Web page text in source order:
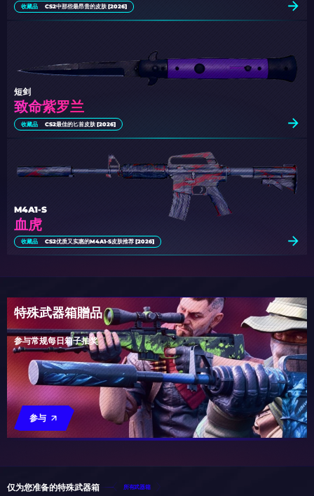
收藏品 CS2中那些最昂贵的皮肤 [2026]
致命紫罗兰
短剑
收藏品 CS2最佳的匕首皮肤 [2026]
血虎
M4A1-S
收藏品 CS2优质又实惠的M4A1-S皮肤推荐 [2026]
特殊武器箱贈品
参与常规每日箱子抽奖
参与
仅为您准备的特殊武器箱 所有武器箱